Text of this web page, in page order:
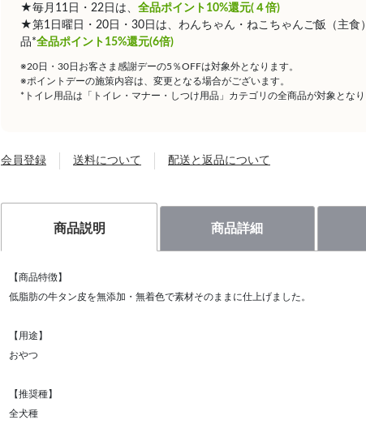
★毎月11日・22日は、 全品ポイント10%還元(４倍)
★第1日曜日・20日・30日は、わんちゃん・ねこちゃんご飯（主食
品*全品ポイント15%還元(6倍)
※20日・30日お客さま感謝デーの5％OFFは対象外となります。
※ポイントデーの施策内容は、変更となる場合がございます。
*トイレ用品は「トイレ・マナー・しつけ用品」カテゴリの全商品が対象とな
会員登録 送料について 配送と返品について
商品説明 商品詳細
【商品特徴】
低脂肪の牛タン皮を無添加・無着色で素材そのままに仕上げました。
【用途】
おやつ
【推奨種】
全犬種